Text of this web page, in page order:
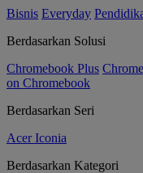
Bisnis Everyday
Berdasarkan Solusi
Chromebook Plus
on Chromebook
Berdasarkan Seri
Acer Iconia
Berdasarkan Kategori